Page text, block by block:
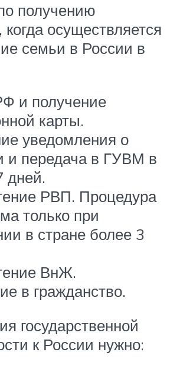
получению
когда осуществляется
семьи в России в
и получение
карты.
уведомления о
и передача в ГУВМ в
дней.
РВП. Процедура
только при
в стране более 3
ВнЖ.
в гражданство.
государственной
к России нужно: